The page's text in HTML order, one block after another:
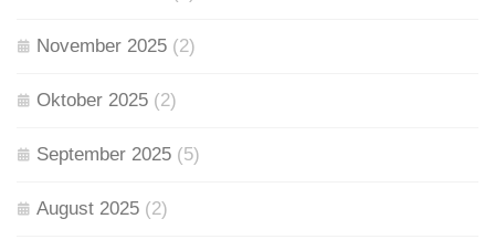
November 2025 (2)
Oktober 2025 (2)
September 2025 (5)
August 2025 (2)